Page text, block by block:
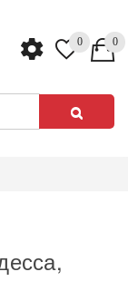
0 0